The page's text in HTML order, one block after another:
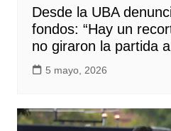
Desde la UBA
fondos: “Hay un
no giraron la partida
5 mayo, 2026